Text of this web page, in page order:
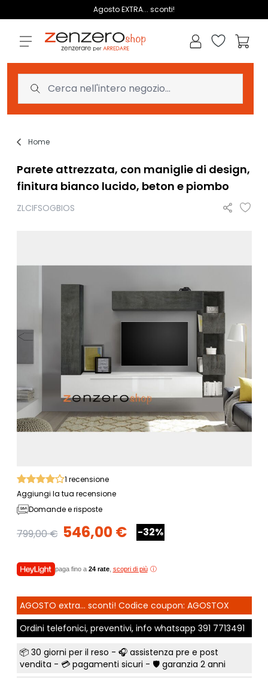
Agosto EXTRA... sconti!
Lista dei
Home
Parete attrezzata, con maniglie di design,
finitura bianco lucido, beton e piombo
ZLCIFSOGBIOS
1 recensione
Aggiungi la tua recensione
Domande e risposte
799,00 € 546,00 € -32%
paga fino a 24 rate, scopri di più
AGOSTO extra... sconti! Codice coupon: AGOSTOX
Ordini telefonici, preventivi, info whatsapp 391 7713491
📦 30 giorni per il reso - 🎧 assistenza pre e post
vendita - 💳 pagamenti sicuri - 🛡️ garanzia 2 anni